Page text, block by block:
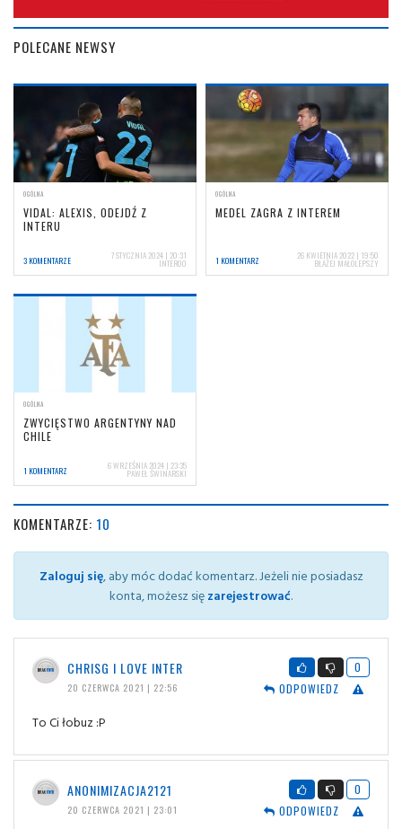
POLECANE NEWSY
OGÓLNA
VIDAL: ALEXIS, ODEJDŹ Z
INTERU
3 KOMENTARZE 7 STYCZNIA 2024 | 20:31
INTER00
OGÓLNA
MEDEL ZAGRA Z INTEREM
1 KOMENTARZ 26 KWIETNIA 2022 | 19:50
BŁAŻEJ MAŁOLEPSZY
OGÓLNA
ZWYCIĘSTWO ARGENTYNY NAD
CHILE
1 KOMENTARZ 6 WRZEŚNIA 2024 | 23:35
PAWEŁ ŚWINARSKI
KOMENTARZE: 10
Zaloguj się, aby móc dodać komentarz. Jeżeli nie posiadasz
konta, możesz sięzarejestrować.
CHRISG I LOVE INTER
20 CZERWCA 2021 | 22:56
0
ODPOWIEDZ
To Ci łobuz :P
ANONIMIZACJA2121
20 CZERWCA 2021 | 23:01
0
ODPOWIEDZ